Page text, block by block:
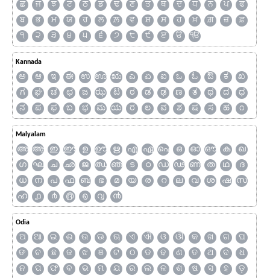
ਛ
ਜ ਝ ਟ ਠ ਡ ਢ ਣ ਤ ਥ ਦ ਧ ਨ ਪ
ਫ
ਬ
ਭ ਮ ਯ ਰ ਲ ਲ਼ ਵ ਸ਼ ਸ ਹ ਖ਼ ਗ਼ ਜ਼
ਫ਼
੧
੨ ੩ ੪ ੫ ੬ ੭ ੮ ੯ ੲ ੳ ੴ
Kannada
ಅ ಆ ಇ ಈ ಉ ಊ ಋ ಎ ಏ ಐ ಒ ಓ ಔ ಕ
ಖ
ಗ
ಘ ಚ ಛ ಜ ಝ ಟ ಠ ಡ ಢ ಣ ತ ಥ ದ
ಧ
ನ
ಪ ಫ ಬ ಭ ಮ ಯ ರ ಲ ವ ಶ ಷ ಸ ಹ ೧
Malyalam
അ ആ ഇ ഈ ഉ ഊ ഋ എ ഏ ഐ ഒ ഓ ഔ ക
ഖ
ഗ
ഘ ച ഛ ജ ഝ ഞ ട ഠ ഡ ഢ ണ ത ഥ
ദ
ധ
ന പ ഫ ബ ഭ മ യ ര റ ല വ ശ ഷ
സ
ഹ
൧ ൪ ൫ ൭ ൮ ൯
Odia
ଅ ଆ ଇ ଈ ଉ ଊ ଋ ଏ ଐ ଓ ଔ କ ଖ ଗ
ଘ
ଙ
ଚ ଛ ଜ ଝ ଞ ଟ ଠ ଡ ଢ ଣ ତ ଥ ଦ
ଧ
ନ
ପ ଫ ବ ଭ ମ ଯ ର ଲ ଳ ଶ ଷ ସ ହ
ଡ଼